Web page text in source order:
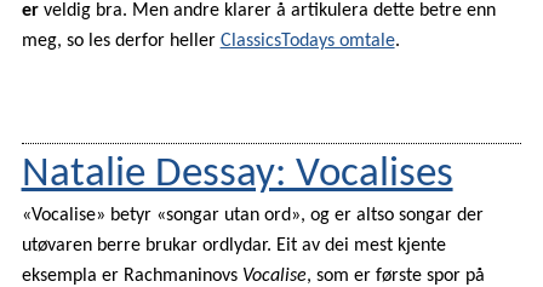
erveldig bra. Men andre klarer å artikulera dette betre enn
meg, so les derfor heller ClassicsTodays omtale.
Natalie Dessay: Vocalises
«Vocalise» betyr «songar utan ord», og er altso songar der
utøvaren berre brukar ordlydar. Eit av dei mest kjente
eksempla er Rachmaninovs Vocalise, som er første spor på